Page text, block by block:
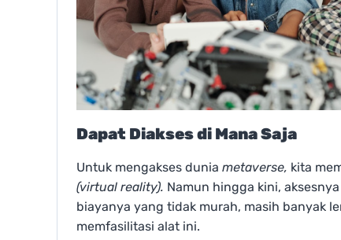
Dapat Diakses di Mana Saja
Untuk mengakses dunia metaverse, kita
(virtual reality). Namun hingga kini,
biayanya yang tidak murah, masih banyak
memfasilitasi alat ini.